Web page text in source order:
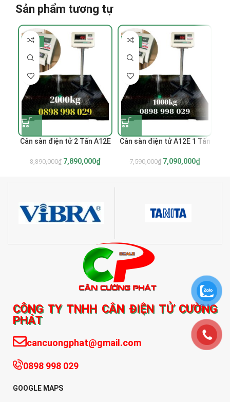
Sản phẩm tương tự
-11%
Cân sàn điện tử 2 Tấn A12E
8,890,000₫ 7,890,000₫
-7%
Cân sàn điện tử A12E 1 Tấn
7,590,000₫ 7,090,000₫
CÔNG TY TNHH CÂN ĐIỆN TỬ CƯỜNG
PHÁT
cancuongphat@gmail.com
0898 998 029
GOOGLE MAPS